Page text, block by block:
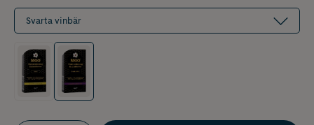
Svarta vinbär